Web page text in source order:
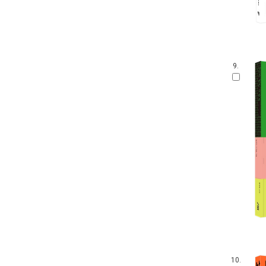
9.
10.